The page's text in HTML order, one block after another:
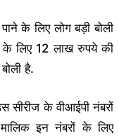
के लिए लोग बड़ी बोली
लिए 12 लाख रुपये की
है.
सीरीज के वीआईपी नंबरों
इन नंबरों के लिए